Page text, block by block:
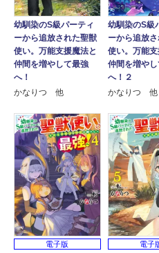
幼馴染のS級パーティ
ーから追放された聖獣
使い。万能支援魔法と
仲間を増やして最強
へ！
かなりつ 他
幼馴染のS級
ーから追放
使い。万能支
仲間を増や
へ！２
かなりつ 他
電子版 電子